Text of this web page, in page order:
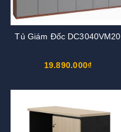
Tủ Giám Đốc DC3040VM20
19.890.000₫